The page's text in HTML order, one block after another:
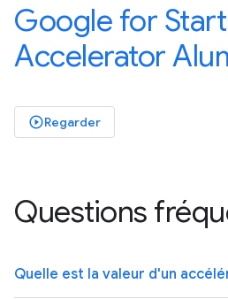
Google for
Accelerator
play_circle_outlinedRegarder
Questions
Quelle est la valeur d'un